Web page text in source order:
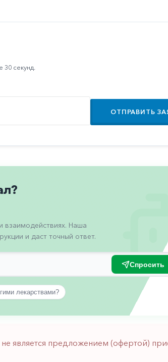
30 секунд.
ОТПРАВИТЬ
взаимодействиях. Наша
и даст точный ответ.
Спросить
лекарствами?
является предложением (офертой)